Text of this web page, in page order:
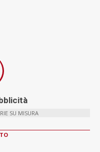
SU MISURA